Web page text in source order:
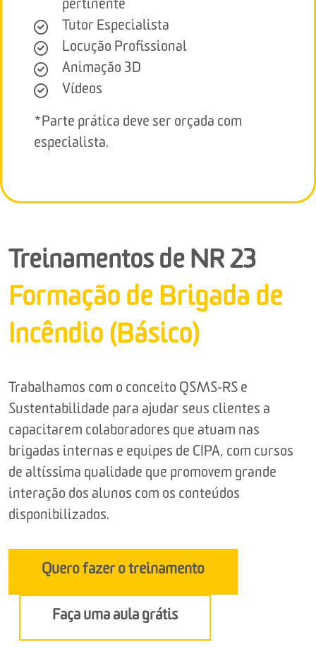
pertinente
Tutor Especialista
Locução Profissional
Animação 3D
Vídeos
*Parte prática deve ser orçada com
especialista.
Treinamentos de NR 23
Formação de Brigada de
Incêndio (Básico)
Trabalhamos com o conceito QSMS-RS e
Sustentabilidade para ajudar seus clientes a
capacitarem colaboradores que atuam nas
brigadas internas e equipes de CIPA, com cursos
de altíssima qualidade que promovem grande
interação dos alunos com os conteúdos
disponibilizados.
Quero fazer o treinamento
Faça uma aula grátis